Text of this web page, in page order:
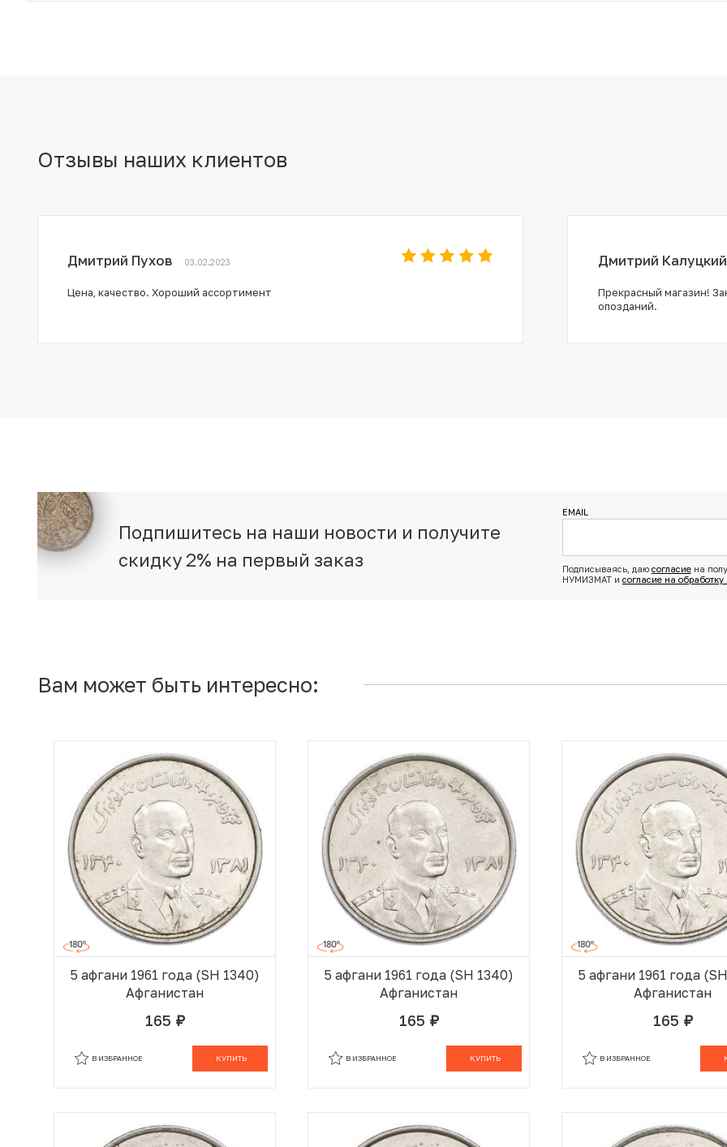
Отзывы наших клиентов
Дмитрий Пухов 03.02.2023
Цена, качество. Хороший ассортимент
Дмитрий Калуцкий
Прекрасный магазин!
опозданий.
Подпишитесь на наши новости и получите
скидку 2% на первый заказ
EMAIL
Подписываясь, даю согласиена
НУМИЗМАТ и согласие на
Вам может быть интересно:
5 афгани 1961 года (SH 1340)
Афганистан
165 руб.
КУПИТЬ
В ИЗБРАННОЕ
5 афгани 1961 года (SH 1340)
Афганистан
165 руб.
КУПИТЬ
В ИЗБРАННОЕ
5 афгани 1961 года
Афганистан
165 руб.
В ИЗБРАННОЕ